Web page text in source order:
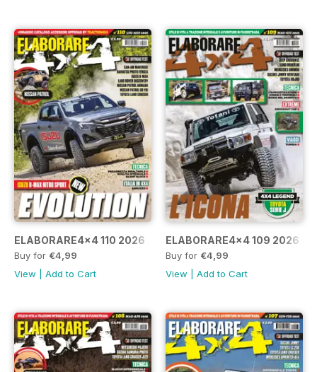
ELABORARE4x4 110 2026
Buy for €4,99
View
Add to Cart
ELABORARE4x4 109 2026
Buy for €4,99
View
Add to Cart